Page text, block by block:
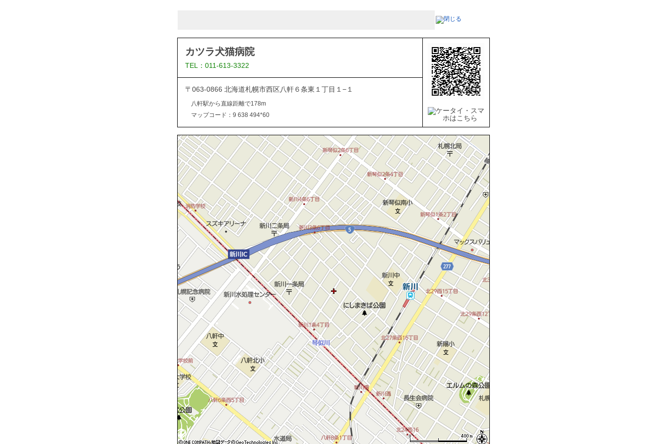
カツラ犬猫病院
TEL：011-613-3322
〒063-0866 北海道札幌市西区八軒６条東１丁目１−１
八軒駅から直線距離で178m
マップコード：9 638 494*60